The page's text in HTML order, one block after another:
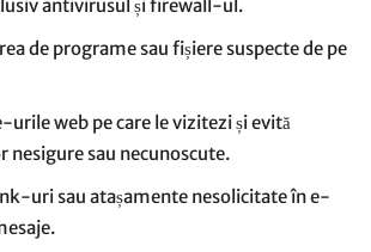
antivirusul și firewall-ul.
de programe sau fișiere suspecte de pe
urile web pe care le vizitezi și evită
nesigure sau necunoscute.
uri sau atașamente nesolicitate în e-